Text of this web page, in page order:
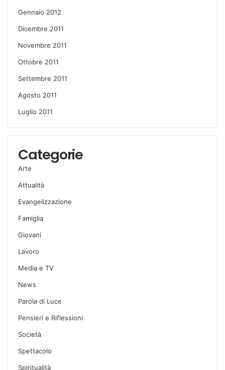
Gennaio 2012
Dicembre 2011
Novembre 2011
Ottobre 2011
Settembre 2011
Agosto 2011
Luglio 2011
Categorie
Arte
Attualità
Evangelizzazione
Famiglia
Giovani
Lavoro
Media e TV
News
Parola di Luce
Pensieri e Riflessioni
Società
Spettacolo
Spiritualità